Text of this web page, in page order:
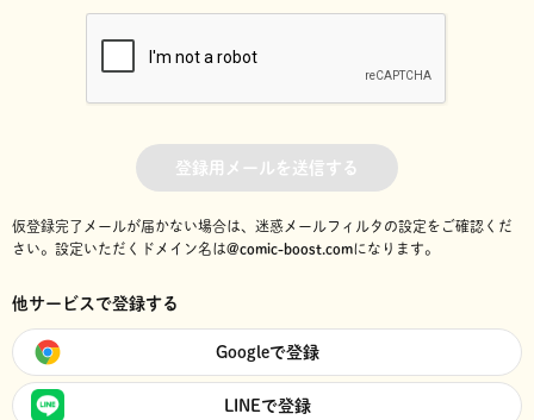
登録用メールを送信する
仮登録完了メールが届かない場合は、迷惑メールフィルタの設定をご確認くだ
さい。 設定いただくドメイン名は@comic-boost.comになります。
他サービスで登録する
Googleで登録
LINEで登録